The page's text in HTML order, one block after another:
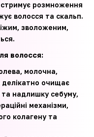
стримує розмноження
волосся та скальп.
зволоженим,
волосся:
молочна,
очищає
та надлишку себуму,
механізми,
колагену та